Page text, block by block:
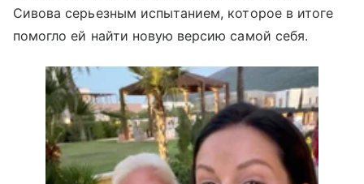
Сивова серьезным испытанием, которое в итоге
помогло ей найти новую версию самой себя.